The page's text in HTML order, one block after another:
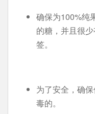
确保为100%纯
的糖，并且很
签。
为了安全，确
毒的。